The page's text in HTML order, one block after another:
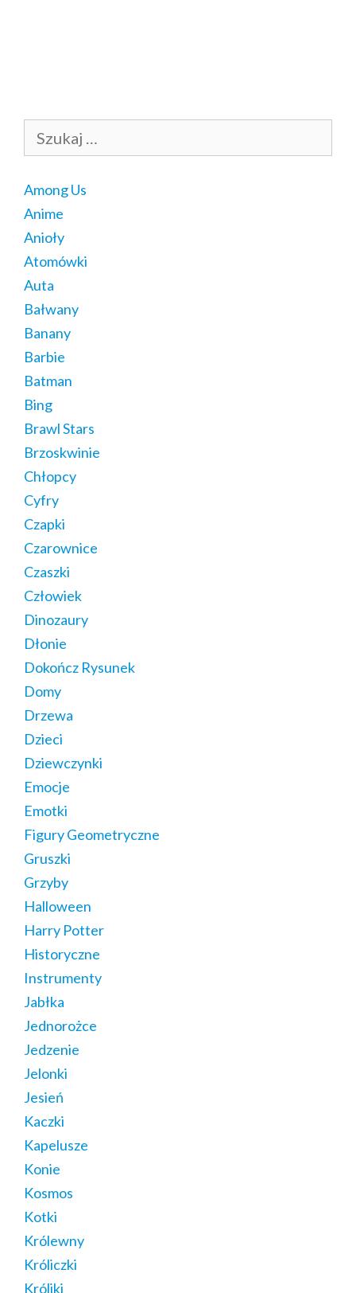
Among Us
Anime
Anioły
Atomówki
Auta
Bałwany
Banany
Barbie
Batman
Bing
Brawl Stars
Brzoskwinie
Chłopcy
Cyfry
Czapki
Czarownice
Czaszki
Człowiek
Dinozaury
Dłonie
Dokończ Rysunek
Domy
Drzewa
Dzieci
Dziewczynki
Emocje
Emotki
Figury Geometryczne
Gruszki
Grzyby
Halloween
Harry Potter
Historyczne
Instrumenty
Jabłka
Jednorożce
Jedzenie
Jelonki
Jesień
Kaczki
Kapelusze
Konie
Kosmos
Kotki
Królewny
Króliczki
Króliki